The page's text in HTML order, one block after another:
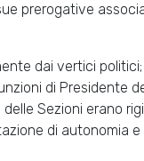
prerogative
dai vertici
di Presidente
Sezioni erano
di autonomia e